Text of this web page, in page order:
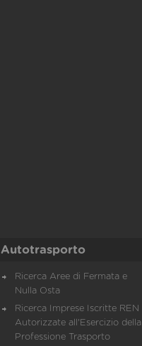
Autotrasporto
Ricerca Aree di Fermata e
Nulla Osta
Ricerca Imprese Iscritte REN
Autorizzate all'Esercizio della
Professione Trasporto